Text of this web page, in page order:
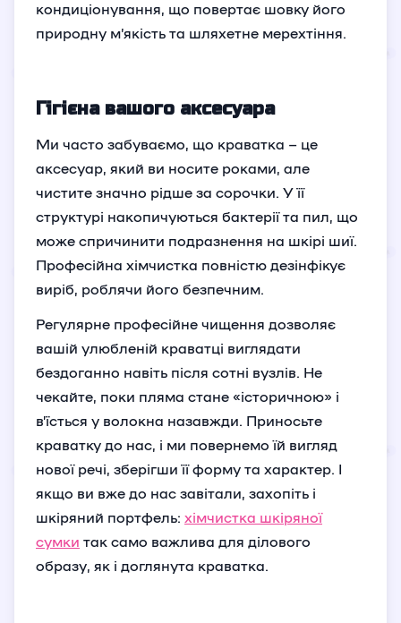
кондиціонування, що повертає шовку його
природну м’якість та шляхетне мерехтіння.
Гігієна вашого аксесуара
Ми часто забуваємо, що краватка – це
аксесуар, який ви носите роками, але
чистите значно рідше за сорочки. У її
структурі накопичуються бактерії та пил, що
може спричинити подразнення на шкірі шиї.
Професійна хімчистка повністю дезінфікує
виріб, роблячи його безпечним.
Регулярне професійне чищення дозволяє
вашій улюбленій краватці виглядати
бездоганно навіть після сотні вузлів. Не
чекайте, поки пляма стане «історичною» і
в’їсться у волокна назавжди. Приносьте
краватку до нас, і ми повернемо їй вигляд
нової речі, зберігши її форму та характер. І
якщо ви вже до нас завітали, захопіть і
шкіряний портфель: хімчистка шкіряної
сумки так само важлива для ділового
образу, як і доглянута краватка.